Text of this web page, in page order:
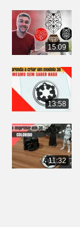
15:09
13:58
11:32